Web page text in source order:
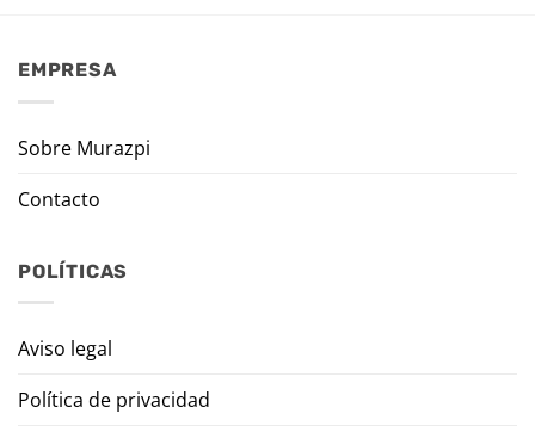
EMPRESA
Sobre Murazpi
Contacto
POLÍTICAS
Aviso legal
Política de privacidad